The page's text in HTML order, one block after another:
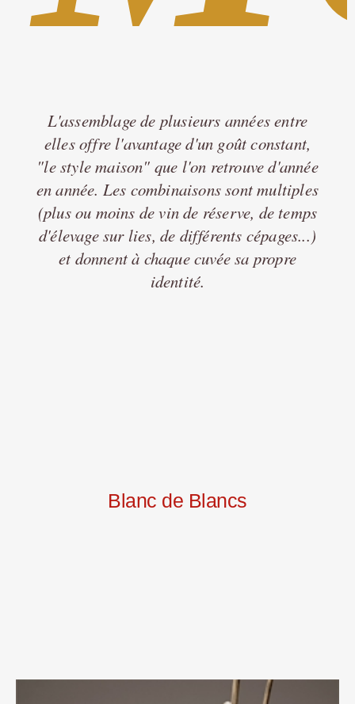
L'assemblage de plusieurs années entre
elles offre l'avantage d'un goût constant,
"le style maison" que l'on retrouve d'année
en année. Les combinaisons sont multiples
(plus ou moins de vin de réserve, de temps
d'élevage sur lies, de différents cépages...)
et donnent à chaque cuvée sa propre
identité.
Blanc de Blancs